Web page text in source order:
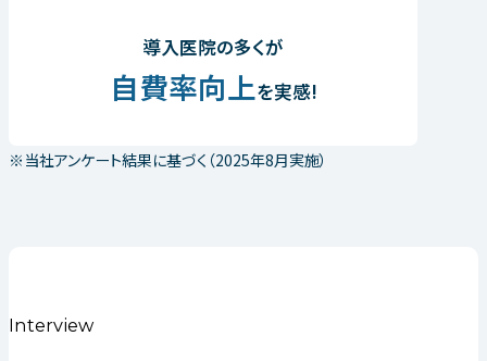
導入医院の多くが
自費率向上を実感!
※当社アンケート結果に基づく（2025年8月実施）
Interview